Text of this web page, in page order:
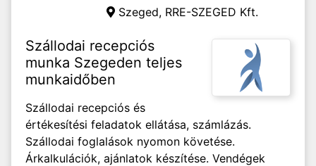
Szeged, RRE-SZEGED Kft.
Szállodai recepciós
munka Szegeden teljes
munkaidőben
Szállodai recepciós és
értékesítési feladatok ellátása, számlázás.
Szállodai foglalások nyomon követése.
Árkalkulációk, ajánlatok készítése. Vendégek